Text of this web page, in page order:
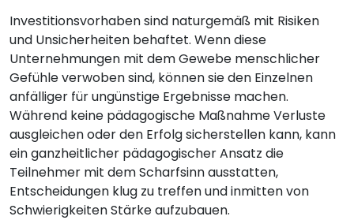
Investitionsvorhaben sind naturgemäß mit Risiken
und Unsicherheiten behaftet. Wenn diese
Unternehmungen mit dem Gewebe menschlicher
Gefühle verwoben sind, können sie den Einzelnen
anfälliger für ungünstige Ergebnisse machen.
Während keine pädagogische Maßnahme Verluste
ausgleichen oder den Erfolg sicherstellen kann, kann
ein ganzheitlicher pädagogischer Ansatz die
Teilnehmer mit dem Scharfsinn ausstatten,
Entscheidungen klug zu treffen und inmitten von
Schwierigkeiten Stärke aufzubauen.